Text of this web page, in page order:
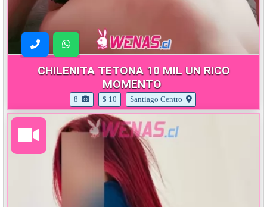
CHILENITA TETONA 10 MIL UN RICO
MOMENTO
8 $ 10 Santiago Centro